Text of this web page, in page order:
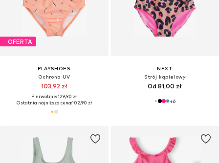
OFERTA
PLAYSHOES
Ochrona UV
103,92 zł
Pierwotnie: 129,90 zł
Ostatnia najniższa cena:102,90 zł
NEXT
Strój kąpielowy
Od 81,00 zł
+6